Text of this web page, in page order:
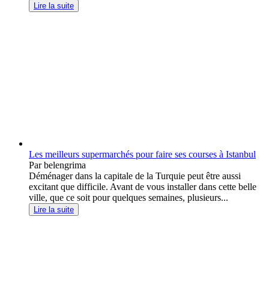
Lire la suite
Les meilleurs supermarchés pour faire ses courses à Istanbul
Par belengrima
Déménager dans la capitale de la Turquie peut être aussi
excitant que difficile. Avant de vous installer dans cette belle
ville, que ce soit pour quelques semaines, plusieurs...
Lire la suite